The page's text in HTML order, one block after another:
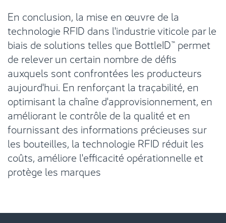
En conclusion, la mise en œuvre de la
technologie RFID dans l'industrie viticole par le
biais de solutions telles que BottleID™ permet
de relever un certain nombre de défis
auxquels sont confrontées les producteurs
aujourd'hui. En renforçant la traçabilité, en
optimisant la chaîne d'approvisionnement, en
améliorant le contrôle de la qualité et en
fournissant des informations précieuses sur
les bouteilles, la technologie RFID réduit les
coûts, améliore l'efficacité opérationnelle et
protège les marques